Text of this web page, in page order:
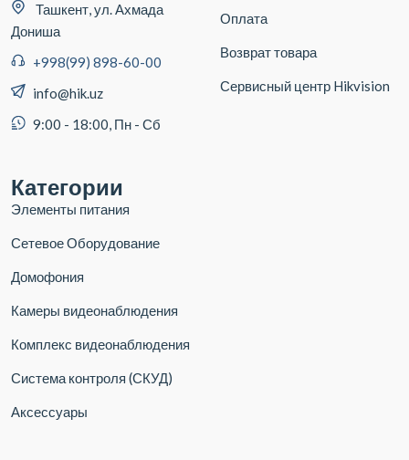
Ташкент, ул. Ахмада
Дониша
+998(99) 898-60-00
info@hik.uz
9:00 - 18:00, Пн - Сб
Оплата
Возврат товара
Сервисный центр Hikvision
Категории
Элементы питания
Сетевое Оборудование
Домофония
Камеры видеонаблюдения
Комплекс видеонаблюдения
Система контроля (СКУД)
Аксессуары